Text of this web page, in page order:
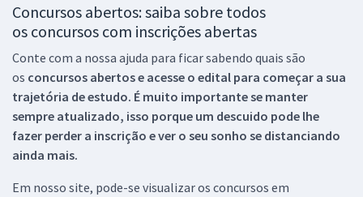
Concursos abertos: saiba sobre todos
os concursos com inscrições abertas
Conte com a nossa ajuda para ficar sabendo quais são
os concursos abertos e acesse o edital para começar a sua
trajetória de estudo. É muito importante se manter
sempre atualizado, isso porque um descuido pode lhe
fazer perder a inscrição e ver o seu sonho se distanciando
ainda mais.
Em nosso site, pode-se visualizar os concursos em